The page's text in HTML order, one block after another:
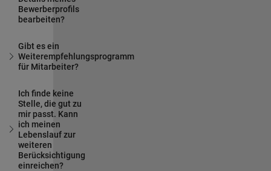
Bewerberprofils
bearbeiten?
Gibt es ein
Weiterempfehlungsprogramm
für Mitarbeiter?
Ich finde keine
Stelle, die gut zu
mir passt. Kann
ich meinen
Lebenslauf zur
weiteren
Berücksichtigung
einreichen?